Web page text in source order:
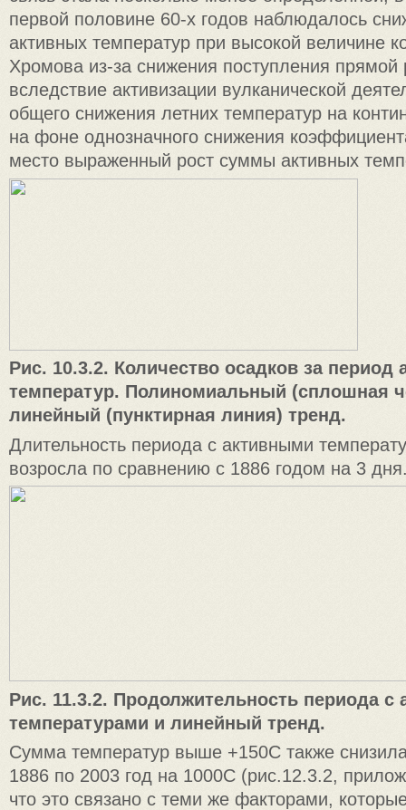
первой половине 60-х годов наблюдалось
активных температур при высокой величине
Хромова из-за снижения поступления прямой
вследствие активизации вулканической
общего снижения летних температур на
на фоне однозначного снижения
место выраженный рост суммы активных
Рис. 10.3.2. Количество осадков за период
температур. Полиномиальный (сплошная
линейный (пунктирная линия) тренд.
Длительность периода с активными
возросла по сравнению с 1886 годом на 3
Рис. 11.3.2. Продолжительность периода с
температурами и линейный тренд.
Сумма температур выше +150C также
1886 по 2003 год на 1000C (рис.12.3.2,
что это связано с теми же факторами,